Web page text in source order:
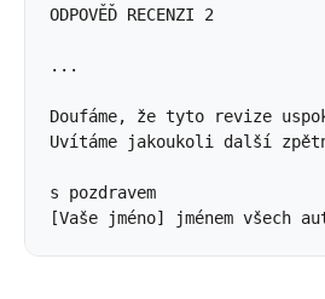
ODPOVĚĎ RECENZI 2
...
Doufáme, že tyto revize
Uvítáme jakoukoli další
s pozdravem